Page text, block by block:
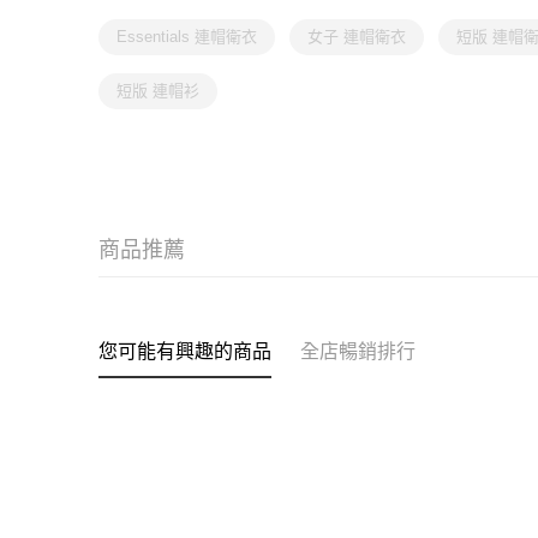
Essentials 連帽衛衣 女子 連帽衛衣 短版 連帽
短版 連帽衫
商品推薦
您可能有興趣的商品 全店暢銷排行